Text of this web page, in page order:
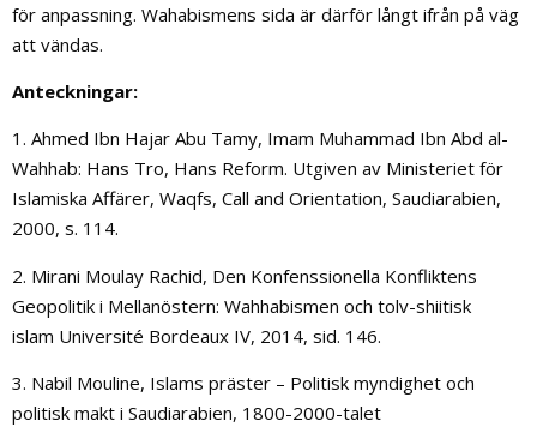
för anpassning. Wahabismens sida är därför långt ifrån på väg
att vändas.
Anteckningar:
1. Ahmed Ibn Hajar Abu Tamy, Imam Muhammad Ibn Abd al-
Wahhab: Hans Tro, Hans Reform. Utgiven av Ministeriet för
Islamiska Affärer, Waqfs, Call and Orientation, Saudiarabien,
2000, s. 114.
2. Mirani Moulay Rachid, Den Konfenssionella Konfliktens
Geopolitik i Mellanöstern: Wahhabismen och tolv-shiitisk
islam Université Bordeaux IV, 2014, sid. 146.
3. Nabil Mouline, Islams präster – Politisk myndighet och
politisk makt i Saudiarabien, 1800-2000-talet